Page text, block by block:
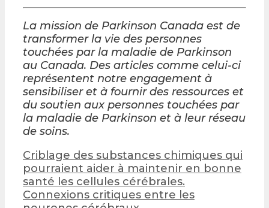
La mission de Parkinson Canada est de
transformer la vie des personnes
touchées par la maladie de Parkinson
au Canada. Des articles comme celui-ci
représentent notre engagement à
sensibiliser et à fournir des ressources et
du soutien aux personnes touchées par
la maladie de Parkinson et à leur réseau
de soins.
Post
navigation
Criblage des substances chimiques qui
pourraient aider à maintenir en bonne
santé les cellules cérébrales.
Connexions critiques entre les